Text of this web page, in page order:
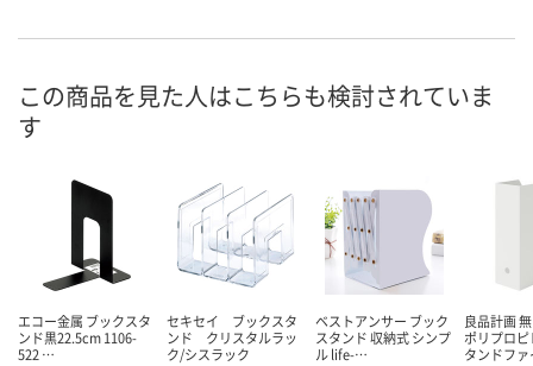
8月10日（月）
カゴへ カゴへ カ
この商品を見た人はこちらも検討されていま
す
エコー金属 ブックスタ
ンド黒22.5cm 1106-
522 …
セキセイ ブックスタ
ンド クリスタルラッ
ク/シスラック
ベストアンサー ブック
スタンド 収納式 シンプ
ル life-…
良品計画
ポリプロ
タンドフ